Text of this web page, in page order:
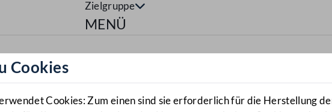
Zielgruppe
Navigationsmenü öffnen
MENÜ
Cookies
Cookies: Zum einen sind sie erforderlich für die Herstellung